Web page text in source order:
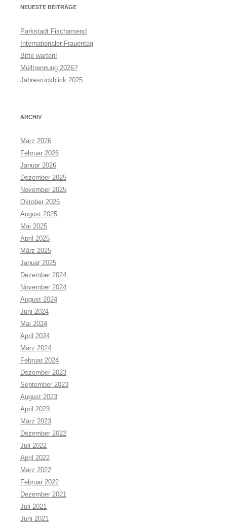
NEUESTE BEITRÄGE
Parkstadt Fischamend
Internationaler Frauentag
Bitte warten!
Mülltrennung 2026?
Jahresrückblick 2025
ARCHIV
März 2026
Februar 2026
Januar 2026
Dezember 2025
November 2025
Oktober 2025
August 2025
Mai 2025
April 2025
März 2025
Januar 2025
Dezember 2024
November 2024
August 2024
Juni 2024
Mai 2024
April 2024
März 2024
Februar 2024
Dezember 2023
September 2023
August 2023
April 2023
März 2023
Dezember 2022
Juli 2022
April 2022
März 2022
Februar 2022
Dezember 2021
Juli 2021
Juni 2021